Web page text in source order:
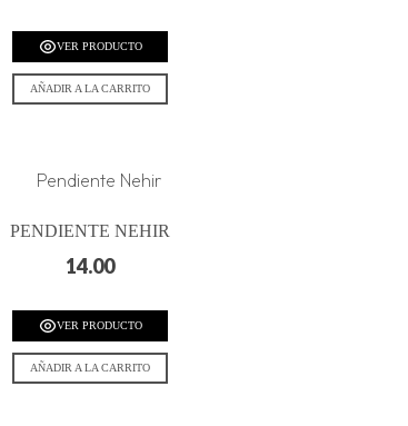
VER PRODUCTO
AÑADIR A LA CARRITO
PENDIENTE NEHIR
14.00
VER PRODUCTO
AÑADIR A LA CARRITO